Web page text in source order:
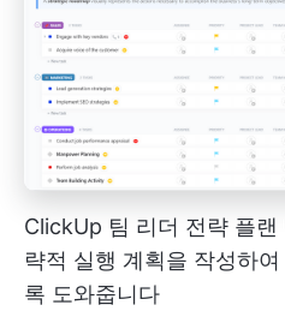
ClickUp 팀 리더 전략 플랜
략적 실행 계획을 작성하
록 도와줍니다